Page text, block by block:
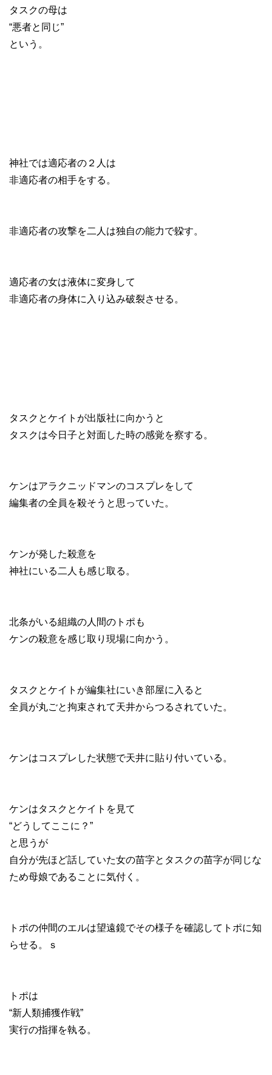
タスクの母は
“悪者と同じ”
という。
神社では適応者の２人は
非適応者の相手をする。
非適応者の攻撃を二人は独自の能力で躱す。
適応者の女は液体に変身して
非適応者の身体に入り込み破裂させる。
タスクとケイトが出版社に向かうと
タスクは今日子と対面した時の感覚を察する。
ケンはアラクニッドマンのコスプレをして
編集者の全員を殺そうと思っていた。
ケンが発した殺意を
神社にいる二人も感じ取る。
北条がいる組織の人間のトポも
ケンの殺意を感じ取り現場に向かう。
タスクとケイトが編集社にいき部屋に入ると
全員が丸ごと拘束されて天井からつるされていた。
ケンはコスプレした状態で天井に貼り付いている。
ケンはタスクとケイトを見て
“どうしてここに？”
と思うが
自分が先ほど話していた女の苗字とタスクの苗字が同じな
ため母娘であることに気付く。
トポの仲間のエルは望遠鏡でその様子を確認してトポに知
らせる。ｓ
トポは
“新人類捕獲作戦”
実行の指揮を執る。